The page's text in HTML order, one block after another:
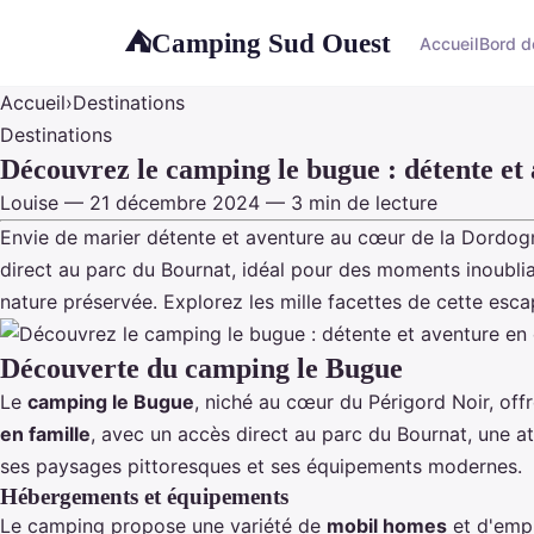
⛺Camping Sud Ouest AccueilBord
Accueil›Destinations
Destinations
Découvrez le camping le bugue : détente
Louise — 21 décembre 2024 — 3 min de lecture
Envie de marier détente et aventure au cœur de la
direct au parc du Bournat, idéal pour des moments
nature préservée. Explorez les mille facettes de cette
Découverte du camping le Bugue
Le camping le Bugue, niché au cœur du Périgord Noir,
en famille, avec un accès direct au parc du Bournat, une
ses paysages pittoresques et ses équipements modernes.
Hébergements et équipements
Le camping propose une variété de mobil homes et